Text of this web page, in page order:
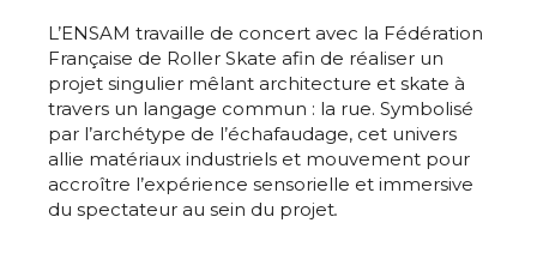
Nom
Prénom
Statut / Organisation
Adresse email*
L’ENSAM travaille de concert avec la Fédération
Française de Roller Skate afin de réaliser un
projet singulier mêlant architecture et skate à
travers un langage commun : la rue. Symbolisé
par l’archétype de l’échafaudage, cet univers
allie matériaux industriels et mouvement pour
accroître l’expérience sensorielle et immersive
du spectateur au sein du projet.